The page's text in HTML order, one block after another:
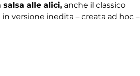
alle alici, anche il classico
in versione inedita – creata ad hoc –